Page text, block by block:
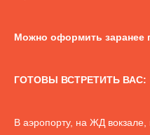
Можно оформить заранее
ГОТОВЫ ВСТРЕТИТЬ ВАС:
В аэропорту, на ЖД